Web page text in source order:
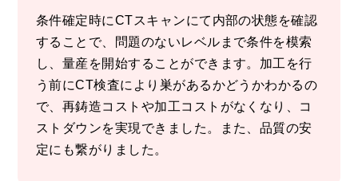
条件確定時にCTスキャンにて内部の状態を確認
することで、問題のないレベルまで条件を模索
し、量産を開始することができます。加工を行
う前にCT検査により巣があるかどうかわかるの
で、再鋳造コストや加工コストがなくなり、コ
ストダウンを実現できました。また、品質の安
定にも繋がりました。